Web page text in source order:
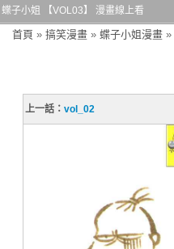
蝶子小姐 【VOL03】 漫畫線上看
首頁 » 搞笑漫畫 » 蝶子小姐漫畫 »
上一話：vol_02